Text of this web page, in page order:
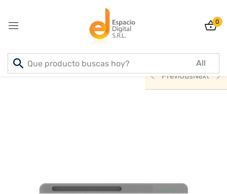
0
Inicio PRODUCTOS
ACCESORIOS
PreviousNext
Sign in